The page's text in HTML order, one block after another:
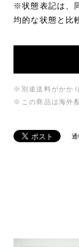
※状態表記は、
均的な状態と比
※別途送料がかか
※この商品は海外
通